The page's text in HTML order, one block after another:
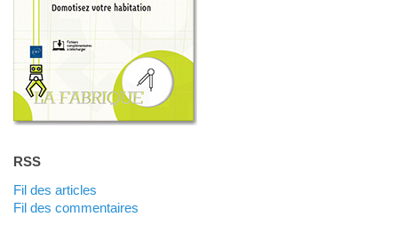
RSS
Fil des articles
Fil des commentaires